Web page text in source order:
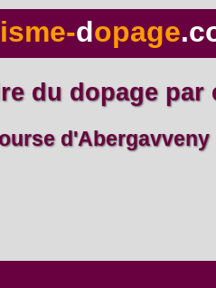
dopage
du dopage
d'Abergavveny